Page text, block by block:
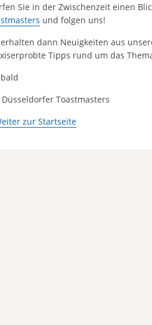
Sie in der Zwischenzeit einen
und folgen uns!
dann Neuigkeiten aus
Tipps rund um das
Düsseldorfer Toastmasters
zur Startseite